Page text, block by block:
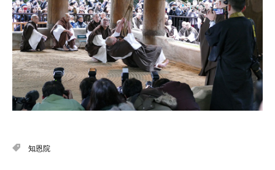
知恩院